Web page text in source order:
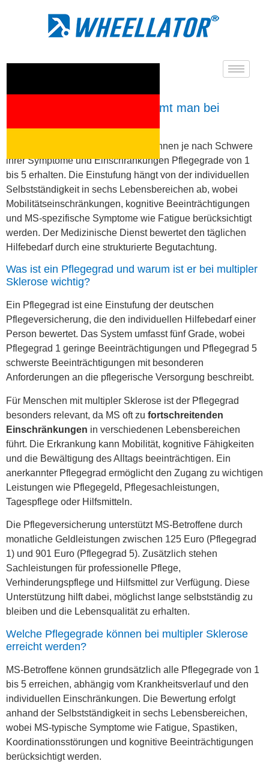
Welchen Pflegegrad bekommt man bei
Menschen mit multipler Sklerose können je nach Schwere
ihrer Symptome und Einschränkungen Pflegegrade von 1
bis 5 erhalten. Die Einstufung hängt von der individuellen
Selbstständigkeit in sechs Lebensbereichen ab, wobei
Mobilitätseinschränkungen, kognitive Beeinträchtigungen
und MS-spezifische Symptome wie Fatigue berücksichtigt
werden. Der Medizinische Dienst bewertet den täglichen
Hilfebedarf durch eine strukturierte Begutachtung.
Was ist ein Pflegegrad und warum ist er bei multipler
Sklerose wichtig?
Ein Pflegegrad ist eine Einstufung der deutschen
Pflegeversicherung, die den individuellen Hilfebedarf einer
Person bewertet. Das System umfasst fünf Grade, wobei
Pflegegrad 1 geringe Beeinträchtigungen und Pflegegrad 5
schwerste Beeinträchtigungen mit besonderen
Anforderungen an die pflegerische Versorgung beschreibt.
Für Menschen mit multipler Sklerose ist der Pflegegrad
besonders relevant, da MS oft zu fortschreitenden
Einschränkungen in verschiedenen Lebensbereichen
führt. Die Erkrankung kann Mobilität, kognitive Fähigkeiten
und die Bewältigung des Alltags beeinträchtigen. Ein
anerkannter Pflegegrad ermöglicht den Zugang zu wichtigen
Leistungen wie Pflegegeld, Pflegesachleistungen,
Tagespflege oder Hilfsmitteln.
Die Pflegeversicherung unterstützt MS-Betroffene durch
monatliche Geldleistungen zwischen 125 Euro (Pflegegrad
1) und 901 Euro (Pflegegrad 5). Zusätzlich stehen
Sachleistungen für professionelle Pflege,
Verhinderungspflege und Hilfsmittel zur Verfügung. Diese
Unterstützung hilft dabei, möglichst lange selbstständig zu
bleiben und die Lebensqualität zu erhalten.
Welche Pflegegrade können bei multipler Sklerose
erreicht werden?
MS-Betroffene können grundsätzlich alle Pflegegrade von 1
bis 5 erreichen, abhängig vom Krankheitsverlauf und den
individuellen Einschränkungen. Die Bewertung erfolgt
anhand der Selbstständigkeit in sechs Lebensbereichen,
wobei MS-typische Symptome wie Fatigue, Spastiken,
Koordinationsstörungen und kognitive Beeinträchtigungen
berücksichtigt werden.